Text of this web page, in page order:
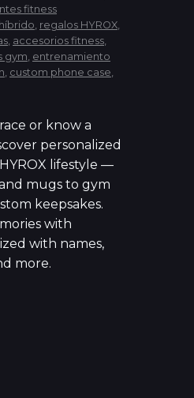
fitness
, regalos HYROX,
, accesorios fitness,
gym, entrenamiento
, custom phone case,
or know a
personalized
lifestyle —
mugs to gym
keepsakes.
with
with names,
more.